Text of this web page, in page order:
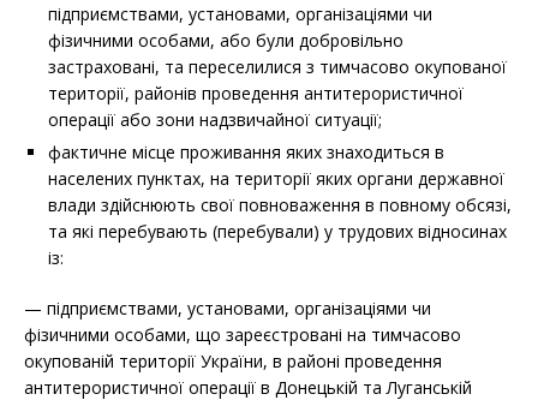
підприємствами, установами, організаціями чи
фізичними особами, або були добровільно
застраховані, та переселилися з тимчасово окупованої
території, районів проведення антитерористичної
операції або зони надзвичайної ситуації;
фактичне місце проживання яких знаходиться в
населених пунктах, на території яких органи державної
влади здійснюють свої повноваження в повному обсязі,
та які перебувають (перебували) у трудових відносинах
із:
— підприємствами, установами, організаціями чи
фізичними особами, що зареєстровані на тимчасово
окупованій території України, в районі проведення
антитерористичної операції в Донецькій та Луганській